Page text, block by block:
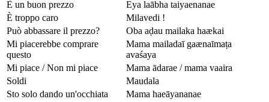
È un buon prezzo
Eya laābha taiyaenanae
È troppo caro
Milavedi !
Può abbassare il prezzo?
Oba aḍau mailaka haækai
Mi piacerebbe comprare
questo
Mama mailadaī gaænaīmaṭa
avaśaya
Mi piace / Non mi piace
Mama ādarae / mama vaaira
Soldi
Maudala
Sto solo dando un'occhiata
Mama haeāyananae